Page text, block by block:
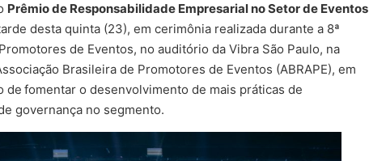
Prêmio de Responsabilidade Empresarial no Setor de Eventos
desta quinta (23), em cerimônia realizada durante a 8ª
de Eventos, no auditório da Vibra São Paulo, na
Brasileira de Promotores de Eventos (ABRAPE), em
de fomentar o desenvolvimento de mais práticas de
governança no segmento.